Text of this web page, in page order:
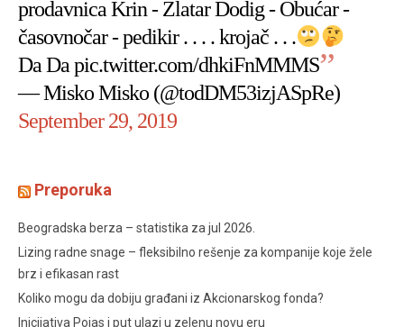
prodavnica Krin - Zlatar Dodig - Obućar -
časovnočar - pedikir . . . . krojač . . .
Da Dapic.twitter.com/dhkiFnMMMS
— Misko Misko (@todDM53izjASpRe)
September 29, 2019
Preporuka
Beogradska berza – statistika za jul 2026.
Lizing radne snage – fleksibilno rešenje za kompanije koje žele
brz i efikasan rast
Koliko mogu da dobiju građani iz Akcionarskog fonda?
Inicijativa Pojas i put ulazi u zelenu novu eru